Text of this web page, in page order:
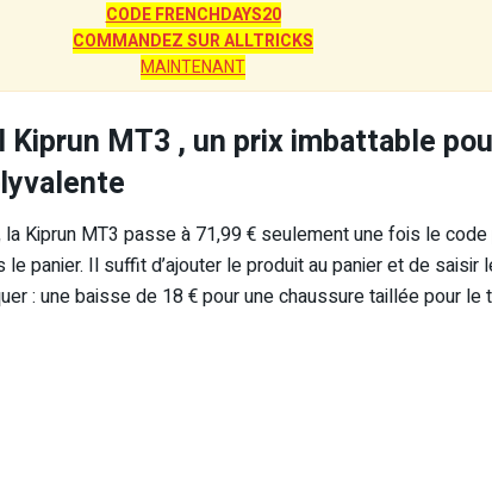
CODE FRENCHDAYS20
COMMANDEZ SUR ALLTRICKS
MAINTENANT
Kiprun MT3 , un prix imbattable
Kiprun MT3 passe à 71,99 € seulement une fois le
le panier. Il suffit d’ajouter le produit au panier et de saisir
: une baisse de 18 € pour une chaussure taillée pour le